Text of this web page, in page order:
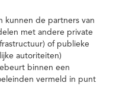
kunnen de partners van
met andere private
of publieke
autoriteiten)
binnen een
vermeld in punt